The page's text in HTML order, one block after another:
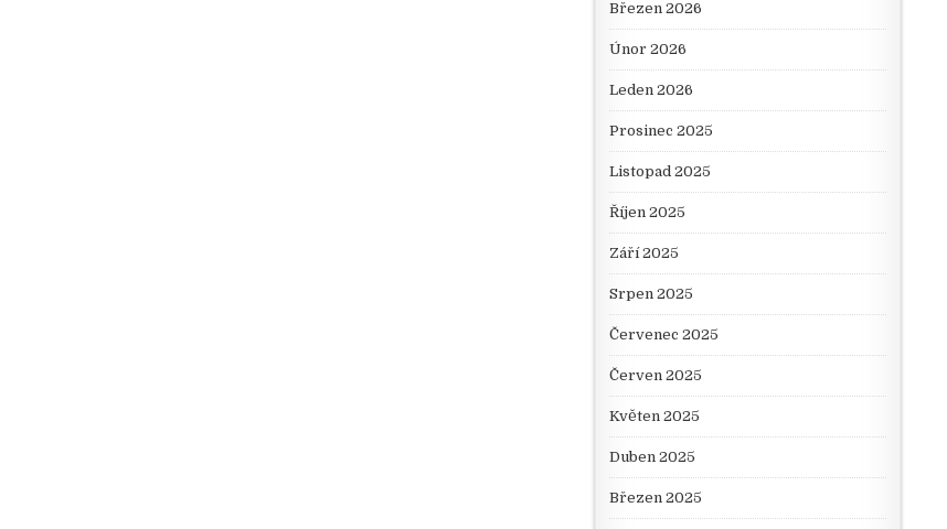
Březen 2026
Únor 2026
Leden 2026
Prosinec 2025
Listopad 2025
Říjen 2025
Září 2025
Srpen 2025
Červenec 2025
Červen 2025
Květen 2025
Duben 2025
Březen 2025